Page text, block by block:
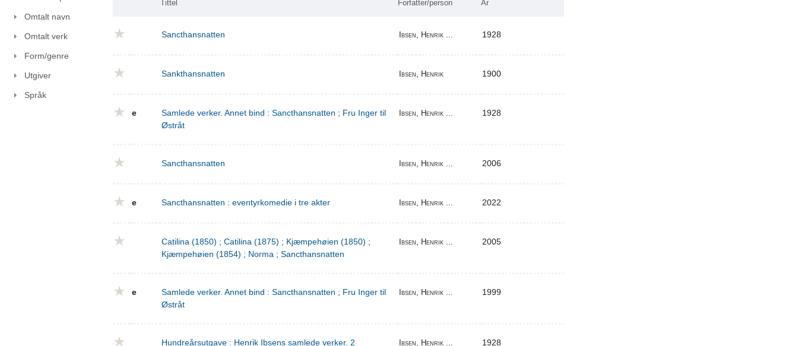
Omtalt navn
Omtalt verk
Form/genre
Utgiver
Språk
Tittel Forfatter/person År
Sancthansnatten Ibsen, Henrik ... 1928
Sankthansnatten Ibsen, Henrik 1900
e
Samlede verker. Annet bind : Sancthansnatten ; Fru Inger til
Østråt
Ibsen, Henrik ... 1928
Sancthansnatten Ibsen, Henrik ... 2006
e Sancthansnatten : eventyrkomedie i tre akter Ibsen, Henrik ... 2022
Catilina (1850) ; Catilina (1875) ; Kjæmpehøien (1850) ;
Kjæmpehøien (1854) ; Norma ; Sancthansnatten
Ibsen, Henrik ... 2005
e
Samlede verker. Annet bind : Sancthansnatten ; Fru Inger til
Østråt
Ibsen, Henrik ... 1999
Hundreårsutgave : Henrik Ibsens samlede verker. 2 Ibsen, Henrik ... 1928